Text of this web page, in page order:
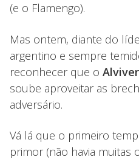
(e o Flamengo).
Mas ontem, diante do
argentino e sempre
reconhecer que o
soube aproveitar as
adversário.
Vá lá que o primeiro
primor (não havia muitas